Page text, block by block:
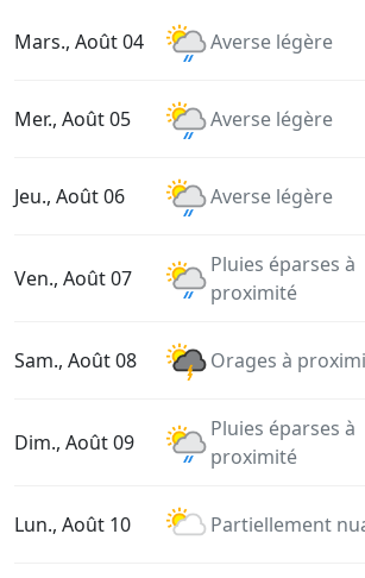
Mars., Août 04 Averse légère
Mer., Août 05 Averse légère
Jeu., Août 06 Averse légère
Ven., Août 07
Pluies éparses à
proximité
Sam., Août 08 Orages à
Dim., Août 09
Pluies éparses à
proximité
Lun., Août 10 Partiellement